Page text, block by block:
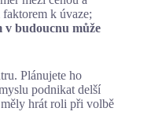
k úvaze;
v budoucnu může
Plánujete ho
podnikat delší
hrát roli při volbě